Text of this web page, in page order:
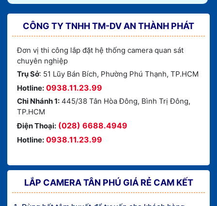
CÔNG TY TNHH TM-DV AN THÀNH PHÁT
Đơn vị thi công lắp đặt hệ thống camera quan sát
chuyên nghiệp
Trụ Sở: 51 Lũy Bán Bích, Phường Phú Thạnh, TP.HCM
Hotline: 0938.11.23.99
Chi Nhánh 1: 445/38 Tân Hòa Đông, Bình Trị Đông,
TP.HCM
Điện Thoại: (028) 6688.4949
Hotline: 0938.11.23.99
LẮP CAMERA TÂN PHÚ GIÁ RẺ CAM KẾT